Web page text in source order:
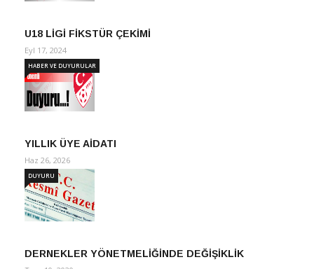
U18 LİGİ FİKSTÜR ÇEKİMİ
Eyl 17, 2024
YILLIK ÜYE AİDATI
HABER VE DUYURULAR
Haz 26, 2026
DERNEKLER YÖNETMELİĞİNDE DEĞİŞİKLİK
DUYURU